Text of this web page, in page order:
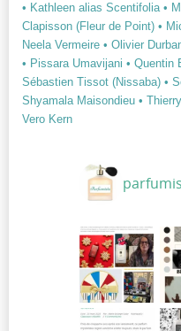
• Kathleen alias Scentifolia •
Clapisson (Fleur de Point) •
Neela Vermeire • Olivier
• Pissara Umavijani • Quentin
Sébastien Tissot (Nissaba) •
Shyamala Maisondieu •
Vero Kern